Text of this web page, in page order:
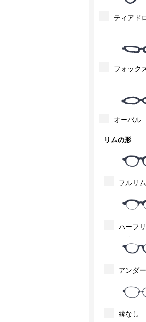
ティアド
フォック
オーバル
リムの形
フルリム
ハーフ
アンダ
縁なし